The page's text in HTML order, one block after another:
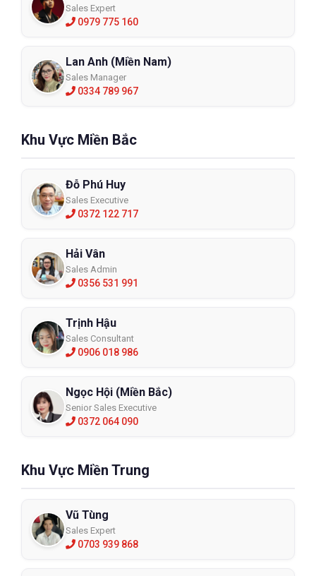
Sales Expert
0979 775 160
Lan Anh (Miền Nam)
Sales Manager
0334 789 967
Khu Vực Miền Bắc
Đỗ Phú Huy
Sales Executive
0372 122 717
Hải Vân
Sales Admin
0356 531 991
Trịnh Hậu
Sales Consultant
0906 018 986
Ngọc Hội (Miền Bắc)
Senior Sales Executive
0372 064 090
Khu Vực Miền Trung
Vũ Tùng
Sales Expert
0703 939 868